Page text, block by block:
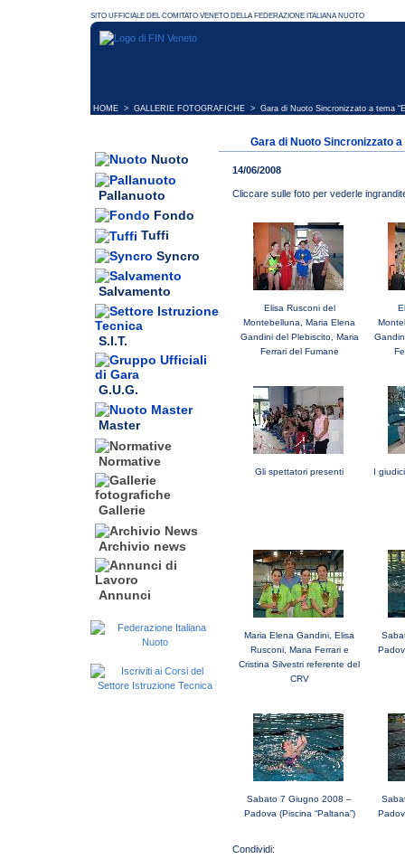
HOME > GALLERIE FOTOGRAFICHE > Gara di Nuoto Sincronizzato a tema
Nuoto
Pallanuoto
Fondo
Tuffi
Syncro
Salvamento
S.I.T.
G.U.G.
Master
Normative
Gallerie
Archivio news
Annunci
Gara di Nuoto Sincronizzato
14/06/2008
Cliccare sulle foto per vederle
Elisa Rusconi del
Montebelluna, Maria Elena
Gandini del Plebiscito, Maria
Ferrari del Fumane
Gli spettatori presenti I
Maria Elena Gandini, Elisa
Rusconi, Maria Ferrari e
Cristina Silvestri referente del
CRV
Sabato 7 Giugno 2008 –
Padova (Piscina “Paltana”)